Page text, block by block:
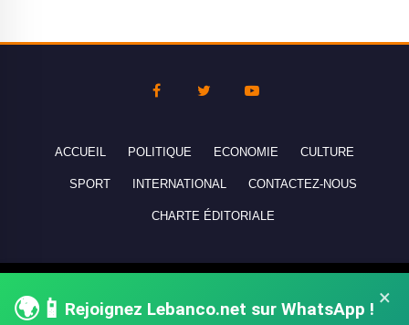
×
🌍📱 Rejoignez Lebanco.net sur WhatsApp !
ACCUEIL POLITIQUE ECONOMIE CULTURE
SPORT INTERNATIONAL CONTACTEZ-NOUS
CHARTE ÉDITORIALE
réservés - All rights reserved.